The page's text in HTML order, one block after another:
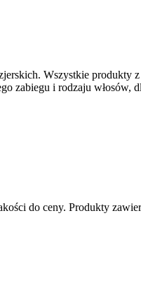
Wszystkie produkty
zabiegu i rodzaju włosów,
do ceny. Produkty